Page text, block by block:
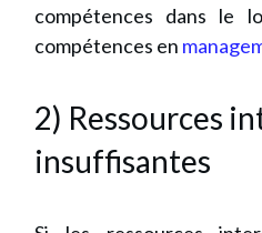
compétences dans le
compétences en
2) Ressources
insuffisantes